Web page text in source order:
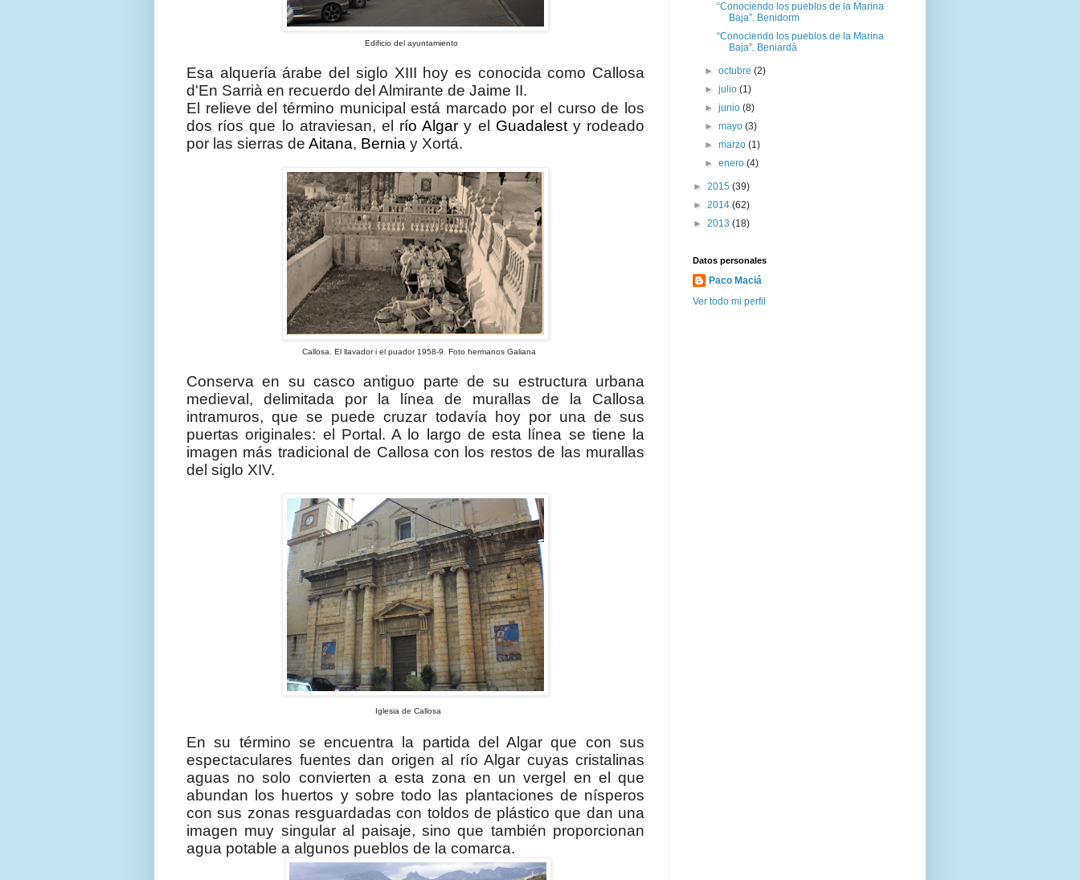
Edificio del ayuntamiento
Esa alquería árabe del siglo XIII hoy es conocida como Callosa
d'En Sarrià en recuerdo del Almirante de Jaime II.
El relieve del término municipal está marcado por el curso de los
dos ríos que lo atraviesan, el río Algar y el Guadalesty rodeado
por las sierras de Aitana, Bernia y Xortá.
Callosa. El llavador i el puador 1958-9. Foto hermanos Galiana
Conserva en su casco antiguo parte de su estructura urbana
medieval, delimitada por la línea de murallas de la Callosa
intramuros, que se puede cruzar todavía hoy por una de sus
puertas originales: el Portal. A lo largo de esta línea se tiene la
imagen más tradicional de Callosa con los restos de las murallas
del siglo XIV.
Iglesia de Callosa
En su término se encuentra la partida del Algar que con sus
espectaculares fuentes dan origen al río Algar cuyas cristalinas
aguas no solo convierten a esta zona en un vergel en el que
abundan los huertos y sobre todo las plantaciones de nísperos
con sus zonas resguardadas con toldos de plástico que dan una
imagen muy singular al paisaje, sino que también proporcionan
agua potable a algunos pueblos de la comarca.
“Conociendo los pueblos de la Marina
Baja”. Benidorm
“Conociendo los pueblos de la Marina
Baja”. Beniardà
►octubre(2)
►julio(1)
►junio(8)
►mayo(3)
►marzo(1)
►enero(4)
► 2015 (39)
► 2014 (62)
► 2013 (18)
Datos personales
Paco Maciá
Ver todo mi perfil